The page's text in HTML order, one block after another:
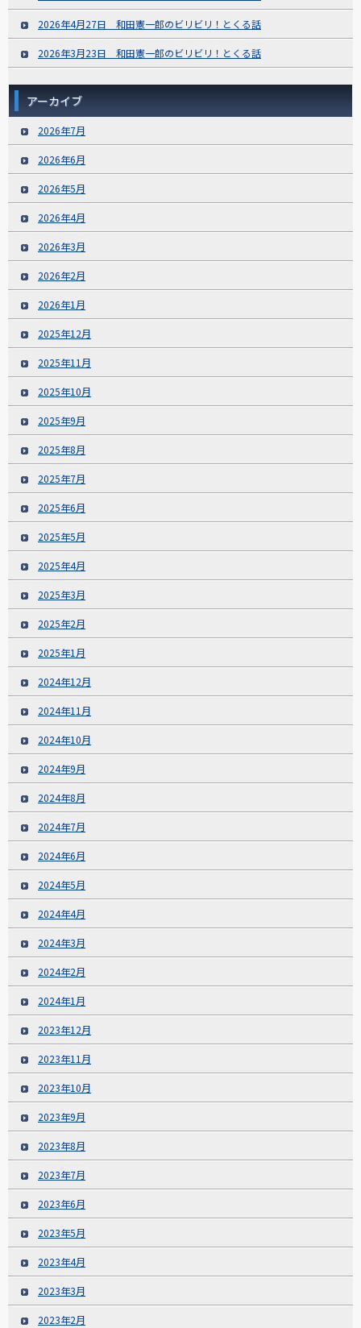
2026年4月27日 和田憲一郎のビリビリ！とくる話
2026年3月23日 和田憲一郎のビリビリ！とくる話
アーカイブ
2026年7月
2026年6月
2026年5月
2026年4月
2026年3月
2026年2月
2026年1月
2025年12月
2025年11月
2025年10月
2025年9月
2025年8月
2025年7月
2025年6月
2025年5月
2025年4月
2025年3月
2025年2月
2025年1月
2024年12月
2024年11月
2024年10月
2024年9月
2024年8月
2024年7月
2024年6月
2024年5月
2024年4月
2024年3月
2024年2月
2024年1月
2023年12月
2023年11月
2023年10月
2023年9月
2023年8月
2023年7月
2023年6月
2023年5月
2023年4月
2023年3月
2023年2月